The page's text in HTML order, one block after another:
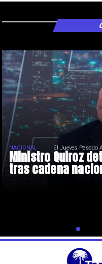
Ministro Quiroz
tras cadena
NACIONAL El Jueves Pasado